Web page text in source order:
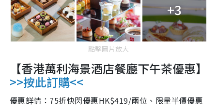
+3
點擊圖片放大
【香港萬利海景酒店餐廳下午茶優惠】
>>按此訂購<<
優惠詳情：75折快閃優惠HK$419/兩位、限量半價優惠